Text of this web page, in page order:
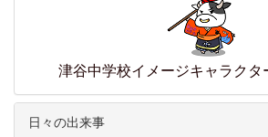
津谷中学校イメージキャラクタ
日々の出来事